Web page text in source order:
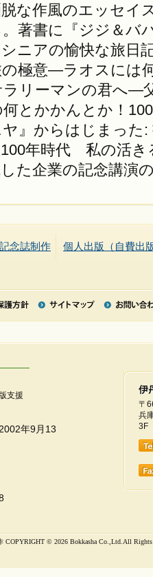
な作風のエッセイ
著書に『ジジ＆バ
ニアの愉快な旅日
の極意—ラオスには
ラリーマンの君へ—
何とかかんとか！
』からはじまった
年時代 私の活き
した企業の記念講演
念誌制作 個人出版（自費出
支援
年9月13
〒
兵
3F
COPYRIGHT © 2026 Bokkasha Co.,Ltd.All Rights